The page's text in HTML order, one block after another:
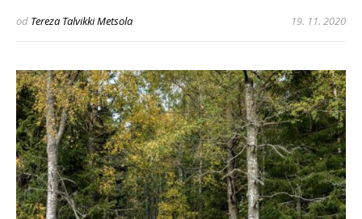
od Tereza Talvikki Metsola 19. 11. 2020